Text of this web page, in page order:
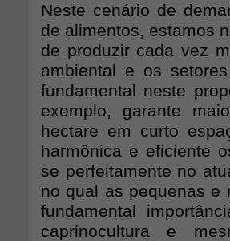
Neste cenário de
de alimentos, estamos
de produzir cada vez
ambiental e os
fundamental neste
exemplo, garante
hectare em curto
harmônica e eficiente
se perfeitamente no
no qual as pequenas e
fundamental
caprinocultura e